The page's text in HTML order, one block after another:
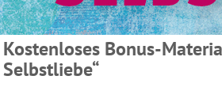
Kostenloses Bonus-
Selbstliebe“